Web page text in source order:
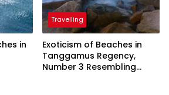
in
Travelling
Exoticism of Beaches in
Tanggamus Regency,
Number 3 Resembling